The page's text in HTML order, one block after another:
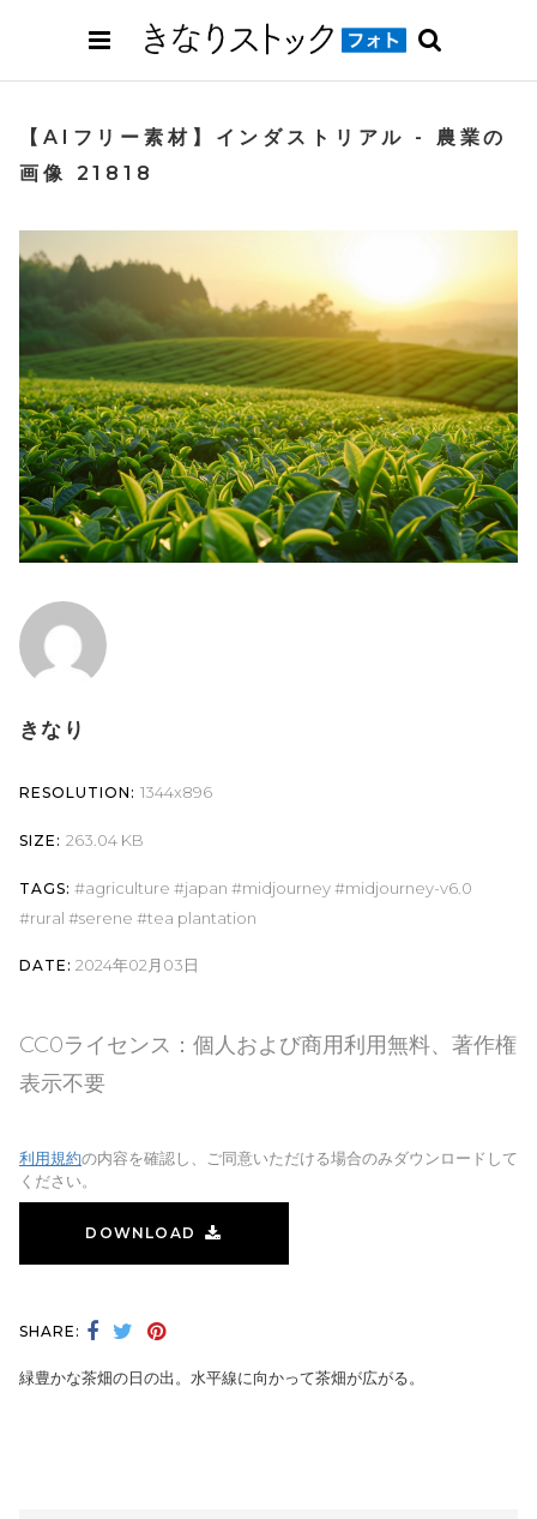
【AIフリー素材】インダストリアル - 農業の
画像 21818
きなり
RESOLUTION: 1344x896
SIZE: 263.04 KB
TAGS: agriculture japan midjourney
midjourney-v6.0
rural
serene tea plantation
DATE: 2024年02月03日
CC0ライセンス：個人および商用利用無料、著作権
表示不要
利用規約の内容を確認し、ご同意いただける場合のみダウンロードして
ください。
DOWNLOAD
SHARE:
緑豊かな茶畑の日の出。水平線に向かって茶畑が広がる。